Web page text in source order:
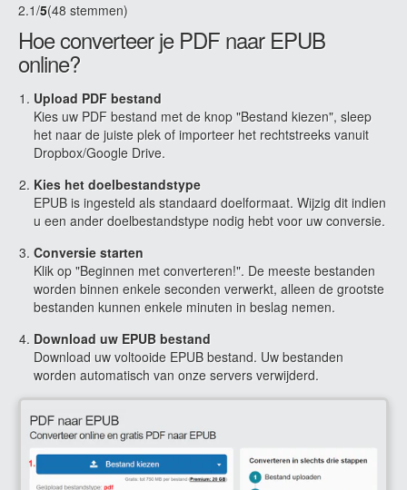
2.1/5(48 stemmen)
Hoe converteer je PDF naar EPUB
online?
Upload PDF bestand
Kies uw PDF bestand met de knop "Bestand kiezen", sleep
het naar de juiste plek of importeer het rechtstreeks vanuit
Dropbox/Google Drive.
Kies het doelbestandstype
EPUB is ingesteld als standaard doelformaat. Wijzig dit indien
u een ander doelbestandstype nodig hebt voor uw conversie.
Conversie starten
Klik op "Beginnen met converteren!". De meeste bestanden
worden binnen enkele seconden verwerkt, alleen de grootste
bestanden kunnen enkele minuten in beslag nemen.
Download uw EPUB bestand
Download uw voltooide EPUB bestand. Uw bestanden
worden automatisch van onze servers verwijderd.